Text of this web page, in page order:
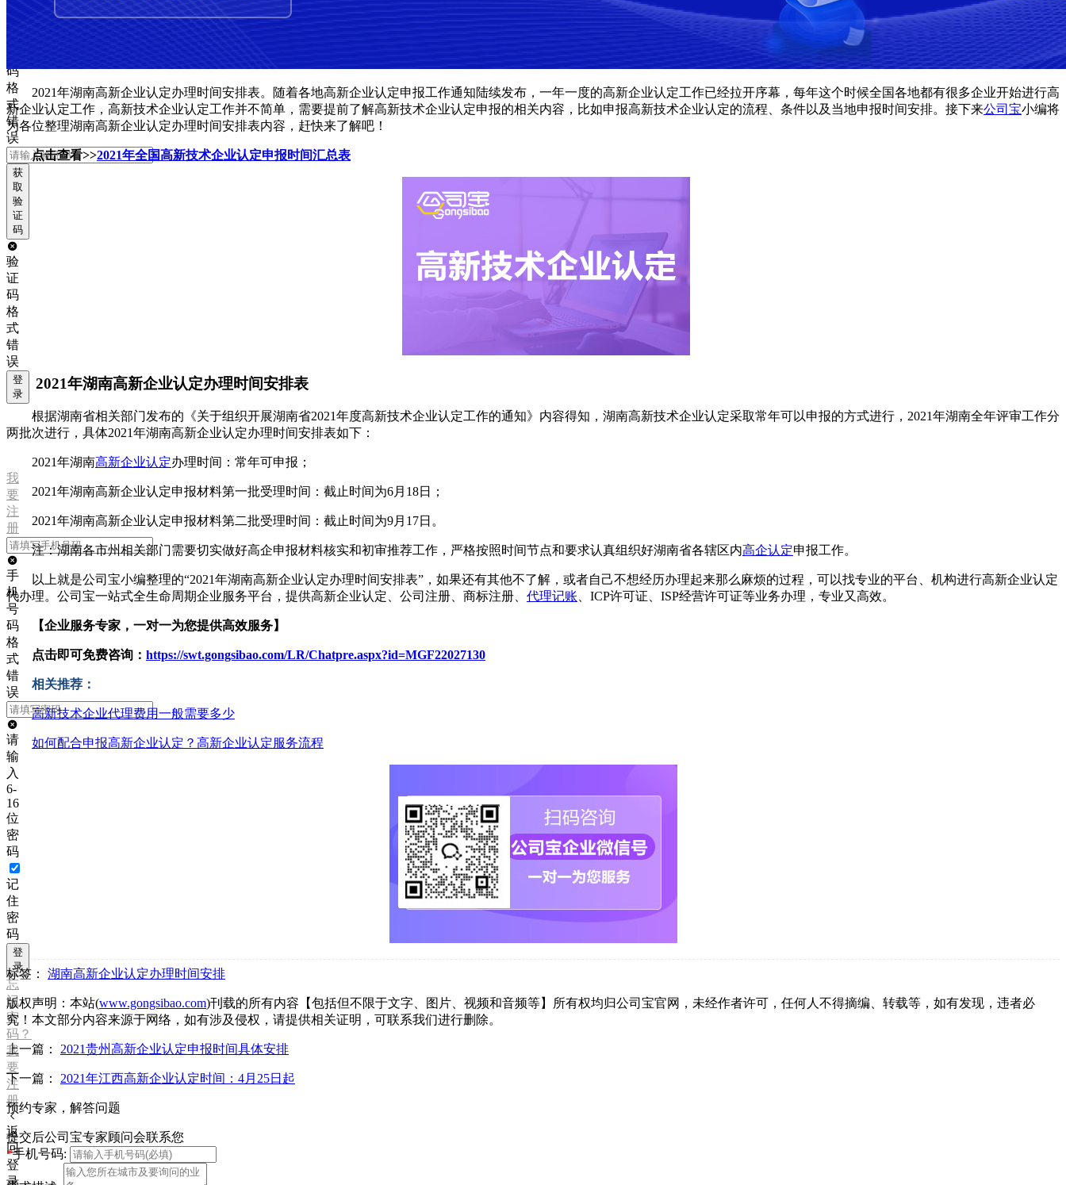
码
格
式
错
误
获
取
验
证
码
验
证
码
格
式
错
误
登
录
我
要
注
册
手
机
号
码
格
式
错
误
请
输
入
6-
16
位
密
码
记
住
密
码
登
录
忘
记
密
码？
我
要
注
册
返
回
登
录
2021年湖南高新企业认定办理时间安排表。随着各地高新企业认定申报工作通知陆续发布，一年一度的高新企业认定工作已经拉开序幕，每年这个时候全国各地都有很多企业开始进行高
新企业认定工作，高新技术企业认定工作并不简单，需要提前了解高新技术企业认定申报的相关内容，比如申报高新技术企业认定的流程、条件以及当地申报时间安排。接下来公司宝小编将
为各位整理湖南高新企业认定办理时间安排表内容，赶快来了解吧！
点击查看>>2021年全国高新技术企业认定申报时间汇总表
2021年湖南高新企业认定办理时间安排表
根据湖南省相关部门发布的《关于组织开展湖南省2021年度高新技术企业认定工作的通知》内容得知，湖南高新技术企业认定采取常年可以申报的方式进行，2021年湖南全年评审工作分
两批次进行，具体2021年湖南高新企业认定办理时间安排表如下：
2021年湖南高新企业认定办理时间：常年可申报；
2021年湖南高新企业认定申报材料第一批受理时间：截止时间为6月18日；
2021年湖南高新企业认定申报材料第二批受理时间：截止时间为9月17日。
注：湖南各市州相关部门需要切实做好高企申报材料核实和初审推荐工作，严格按照时间节点和要求认真组织好湖南省各辖区内高企认定申报工作。
以上就是公司宝小编整理的“2021年湖南高新企业认定办理时间安排表”，如果还有其他不了解，或者自己不想经历办理起来那么麻烦的过程，可以找专业的平台、机构进行高新企业认定
代办理。公司宝一站式全生命周期企业服务平台，提供高新企业认定、公司注册、商标注册、 代理记账 、ICP许可证、ISP经营许可证等业务办理，专业又高效。
【企业服务专家，一对一为您提供高效服务】
点击即可免费咨询： https://swt.gongsibao.com/LR/Chatpre.aspx?id=MGF22027130
相关推荐：
高新技术企业代理费用一般需要多少
如何配合申报高新企业认定？高新企业认定服务流程
标签： 湖南高新企业认定办理时间安排
版权声明：本站(www.gongsibao.com)刊载的所有内容【包括但不限于文字、图片、视频和音频等】所有权均归公司宝官网，未经作者许可，任何人不得摘编、转载等，如有发现，违者必
究！本文部分内容来源于网络，如有涉及侵权，请提供相关证明，可联系我们进行删除。
上一篇： 2021贵州高新企业认定申报时间具体安排
下一篇： 2021年江西高新企业认定时间：4月25日起
预约专家，解答问题
提交后公司宝专家顾问会联系您
*手机号码: